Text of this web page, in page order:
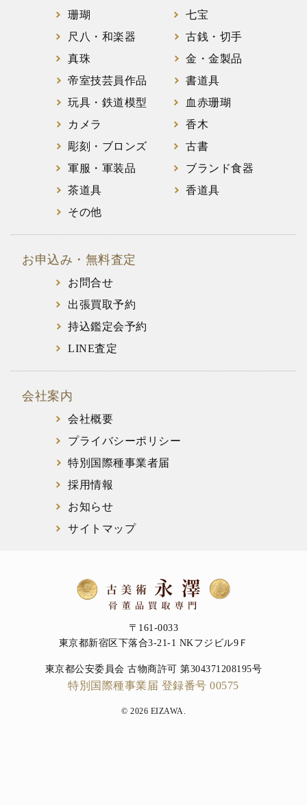
珊瑚
七宝
尺八・和楽器
古銭・切手
真珠
金・金製品
帝室技芸員作品
書道具
玩具・鉄道模型
血赤珊瑚
カメラ
香木
彫刻・ブロンズ
古書
軍服・軍装品
ブランド食器
茶道具
香道具
その他
お申込み・無料査定
お問合せ
出張買取予約
持込鑑定会予約
LINE査定
会社案内
会社概要
プライバシーポリシー
特別国際種事業者届
採用情報
お知らせ
サイトマップ
〒161-0033
東京都新宿区下落合3-21-1 NKフジビル9Ｆ
東京都公安委員会 古物商許可 第304371208195号
特別国際種事業届 登録番号 00575
© 2026 EIZAWA.